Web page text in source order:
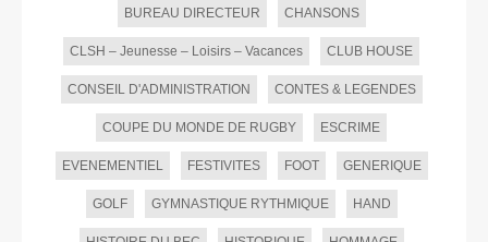
BUREAU DIRECTEUR CHANSONS
CLSH – Jeunesse – Loisirs – Vacances CLUB HOUSE
CONSEIL D'ADMINISTRATION CONTES & LEGENDES
COUPE DU MONDE DE RUGBY ESCRIME
EVENEMENTIEL FESTIVITES FOOT GENERIQUE
GOLF GYMNASTIQUE RYTHMIQUE HAND